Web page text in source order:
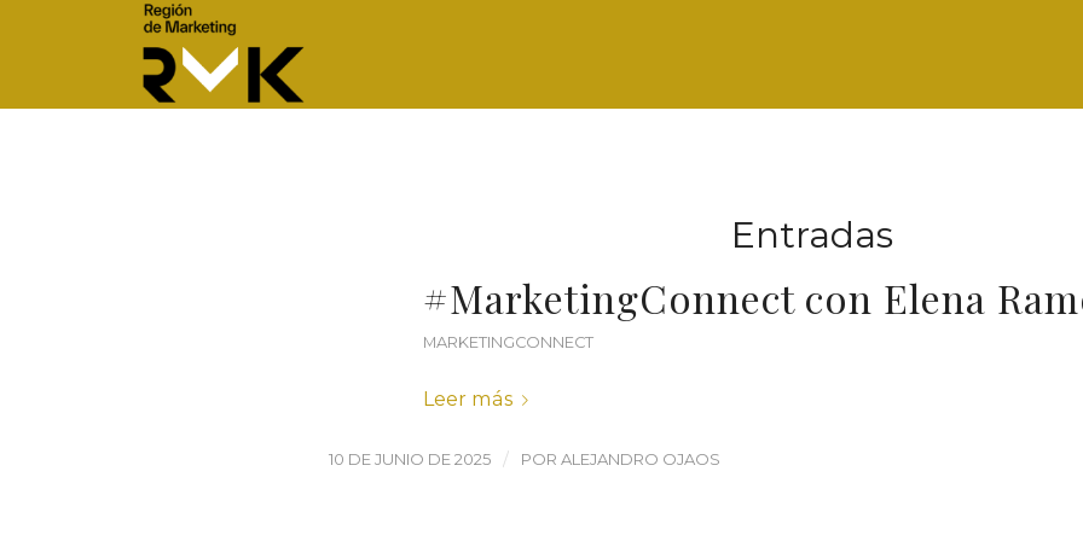
Entradas
#MarketingConnect con Elena
MARKETINGCONNECT
Leer más
10 DE JUNIO DE 2025 / POR ALEJANDRO OJAOS